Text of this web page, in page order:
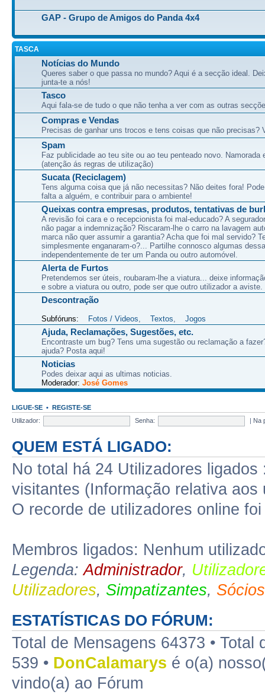
GAP - Grupo de Amigos do Panda 4x4
TASCA
Notícias do Mundo
Queres saber o que passa no mundo? Aqui é a secção ideal.
junta-te a nós!
Tasco
Aqui fala-se de tudo o que não tenha a ver com as outras
Compras e Vendas
Precisas de ganhar uns trocos e tens coisas que não precisas?
Spam
Faz publicidade ao teu site ou ao teu penteado novo. Namorada
(atenção ás regras de utilização)
Sucata (Reciclagem)
Tens alguma coisa que já não necessitas? Não deites fora!
falta a alguém, e contribuir para o ambiente!
Queixas contra empresas, produtos, tentativas de
A revisão foi cara e o recepcionista foi mal-educado? A
não pagar a indemnização? Riscaram-lhe o carro na lavagem
marca não quer assumir a garantia? Acha que foi mal servido?
simplesmente enganaram-o?... Partilhe connosco algumas
independentemente de ter um Panda ou outro automóvel.
Alerta de Furtos
Pretendemos ser úteis, roubaram-lhe a viatura... deixe
e sobre a viatura ou outro, pode ser que outro utilizador a aviste.
Descontração
Subfóruns: Fotos / Videos, Textos, Jogos
Ajuda, Reclamações, Sugestões, etc.
Encontraste um bug? Tens uma sugestão ou reclamação a
ajuda? Posta aqui!
Noticias
Podes deixar aqui as ultimas noticias.
Moderador: José Gomes
LIGUE-SE • REGISTE-SE
Utilizador:
Senha: | Na
QUEM ESTÁ LIGADO:
No total há 24 Utilizadores
visitantes (Informação relativa
O recorde de utilizadores online
Membros ligados: Nenhum
Legenda:Administrador,
Utilizadores, Simpatizantes, Sócios
ESTATÍSTICAS DO FÓRUM:
Total de Mensagens 64373 •
539 • DonCalamarys é o(a)
vindo(a) ao Fórum